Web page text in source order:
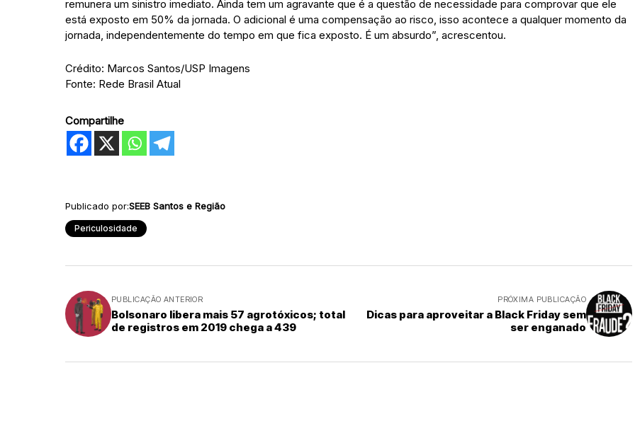
remunera um sinistro imediato. Ainda tem um agravante que é a questão de necessidade para comprovar que ele
está exposto em 50% da jornada. O adicional é uma compensação ao risco, isso acontece a qualquer momento da
jornada, independentemente do tempo em que fica exposto. É um absurdo”, acrescentou.
Crédito: Marcos Santos/USP Imagens
Fonte: Rede Brasil Atual
Compartilhe
Publicado por:SEEB Santos e Região
Periculosidade
PUBLICAÇÃO ANTERIOR
Bolsonaro libera mais 57 agrotóxicos; total
de registros em 2019 chega a 439
PRÓXIMA PUBLICAÇÃO
Dicas para aproveitar a Black Friday sem
ser enganado